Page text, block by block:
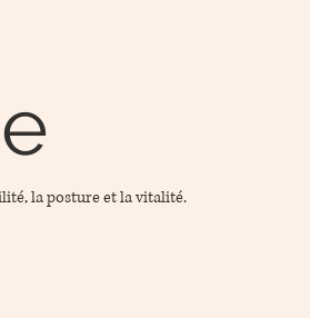
la posture et la vitalité.